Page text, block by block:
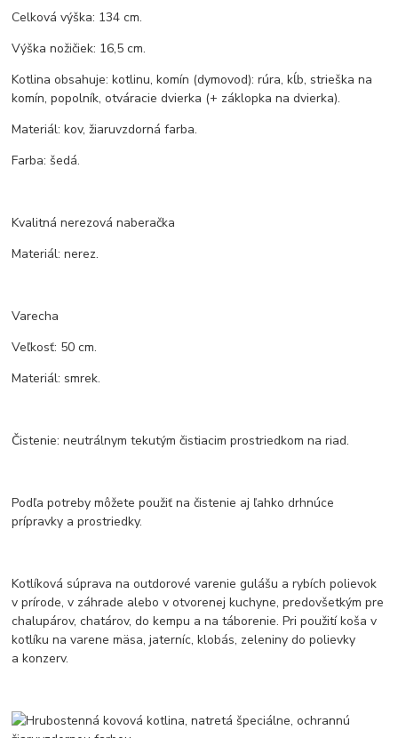
Celková výška: 134 cm.
Výška nožičiek: 16,5 cm.
Kotlina obsahuje: kotlinu, komín (dymovod): rúra, kĺb, strieška na
komín, popolník, otváracie dvierka (+ záklopka na dvierka).
Materiál: kov, žiaruvzdorná farba.
Farba: šedá.
Kvalitná nerezová naberačka
Materiál: nerez.
Varecha
Veľkosť: 50 cm.
Materiál: smrek.
Čistenie: neutrálnym tekutým čistiacim prostriedkom na riad.
Podľa potreby môžete použiť na čistenie aj ľahko drhnúce
prípravky a prostriedky.
Kotlíková súprava na outdorové varenie gulášu a rybích polievok
v prírode, v záhrade alebo v otvorenej kuchyne, predovšetkým pre
chalupárov, chatárov, do kempu a na táborenie. Pri použití koša v
kotlíku na varene mäsa, jaterníc, klobás, zeleniny do polievky
a konzerv.